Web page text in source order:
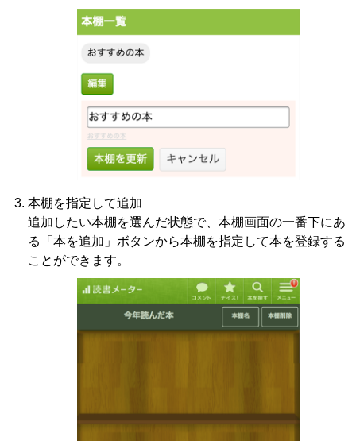
本棚を指定して追加
追加したい本棚を選んだ状態で、本棚画面の一番下にあ
る「本を追加」ボタンから本棚を指定して本を登録する
ことができます。